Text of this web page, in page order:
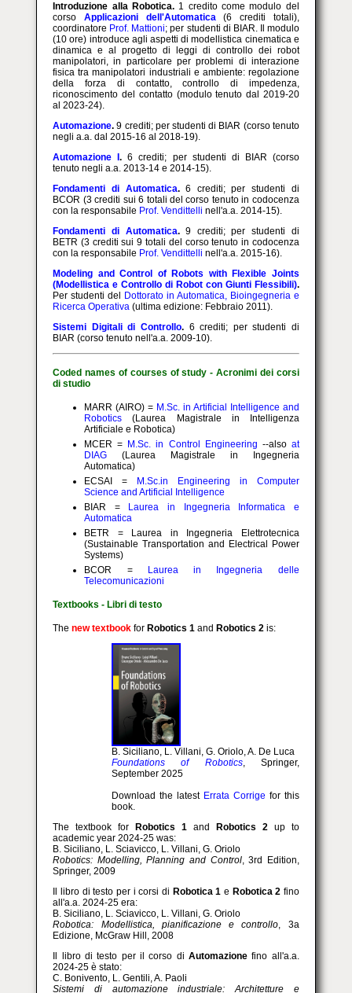
Introduzione alla Robotica.1 creditocome modulo del
corso Applicazioni dell'Automatica(6 crediti totali),
coordinatore Prof. Mattioni; per studenti di BIAR. Il modulo
(10 ore) introduce agli aspetti di modellistica cinematica e
dinamica e al progetto di leggi di controllo dei robot
manipolatori, in particolare per problemi di interazione
fisica tra manipolatori industriali e ambiente: regolazione
della forza di contatto, controllo di impedenza,
riconoscimento del contatto (modulo tenuto dal 2019-20
al 2023-24).
Automazione. 9 crediti; per studenti di BIAR (corso tenuto
negli a.a. dal 2015-16 al 2018-19).
Automazione I. 6 crediti; per studenti di BIAR (corso
tenuto negli a.a. 2013-14 e 2014-15).
Fondamenti di Automatica.6 crediti; per studenti di
BCOR (3 crediti sui 6 totali del corso tenuto in codocenza
con la responsabile Prof. Vendittelli nell'a.a. 2014-15).
Fondamenti di Automatica.9 crediti; per studenti di
BETR (3 crediti sui 9 totali del corso tenuto in codocenza
con la responsabile Prof. Vendittelli nell'a.a. 2015-16).
Modeling and Control of Robots with Flexible Joints
(Modellistica e Controllo di Robot con Giunti Flessibili).
Per studenti del
Dottorato in Automatica, Bioingegneria e
Ricerca Operativa (ultima edizione: Febbraio 2011).
Sistemi Digitali di Controllo.6 crediti; per studenti di
BIAR (corso tenuto nell'a.a. 2009-10).
Coded names of courses of study - Acronimi dei corsi
di studio
MARR (AIRO) = M.Sc. in Artificial Intelligence and
Robotics (Laurea Magistrale in Intelligenza
Artificiale e Robotica)
MCER = M.Sc. in Control Engineering --also at
DIAG (Laurea Magistrale in Ingegneria
Automatica)
ECSAI =
M.Sc.in Engineering in Computer
Science and Artificial Intelligence
BIAR =
Laurea in Ingegneria Informatica e
Automatica
BETR = Laurea in Ingegneria Elettrotecnica
(Sustainable Transportation and Electrical Power
Systems)
BCOR =
Laurea in Ingegneria delle
Telecomunicazioni
Textbooks - Libri di testo
Thenew textbook for Robotics 1 and Robotics 2 is:
B. Siciliano, L. Villani, G. Oriolo, A. De Luca
Foundations of Robotics, Springer,
September 2025
Download the latest Errata Corrige for this
book.
The textbook for
Robotics 1 and Robotics 2up to
academic year 2024-25 was:
B. Siciliano, L. Sciavicco, L. Villani, G. Oriolo
Robotics: Modelling, Planning and Control, 3rd Edition,
Springer, 2009
Il libro di testo per i corsi di Robotica 1 e Robotica 2 fino
all'a.a. 2024-25 era:
B. Siciliano, L. Sciavicco, L. Villani, G. Oriolo
Robotica: Modellistica, pianificazione e controllo, 3a
Edizione, McGraw Hill, 2008
Il libro di testo per il corso diAutomazione fino all'a.a.
2024-25 è stato:
C. Bonivento, L. Gentili, A. Paoli
Sistemi di automazione industriale: Architetture e